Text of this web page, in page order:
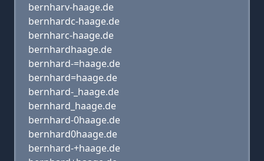
bernharv-haage.de
bernhardc-haage.de
bernharc-haage.de
bernhardhaage.de
bernhard-=haage.de
bernhard=haage.de
bernhard-_haage.de
bernhard_haage.de
bernhard-0haage.de
bernhard0haage.de
bernhard-+haage.de